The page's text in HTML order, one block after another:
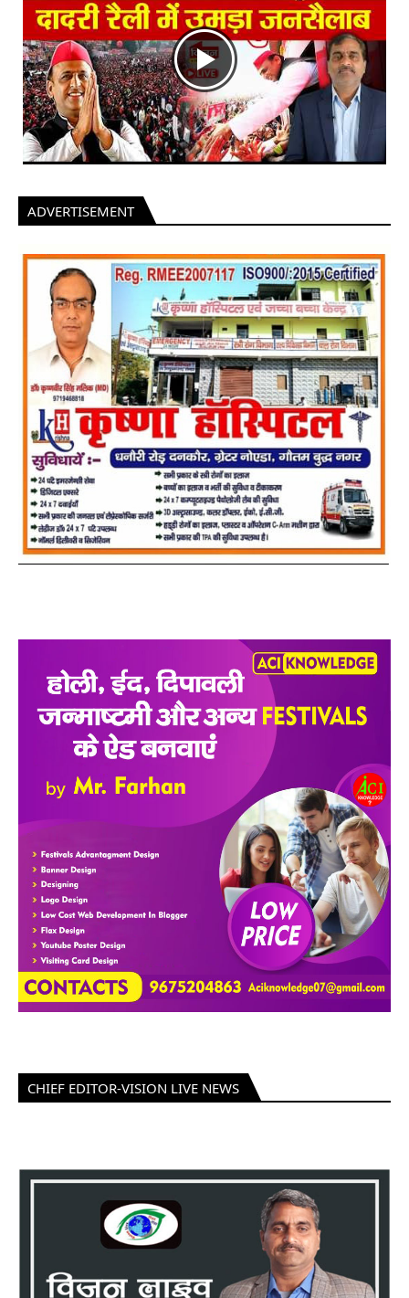
ADVERTISEMENT
CHIEF EDITOR-VISION LIVE NEWS